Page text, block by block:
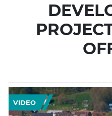
VIDEO